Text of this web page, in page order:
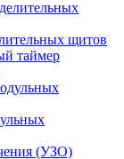
щитов
таймер